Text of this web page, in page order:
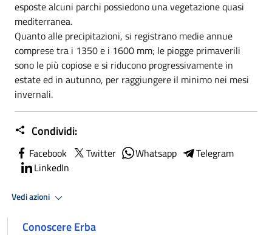
esposte alcuni parchi possiedono una vegetazione quasi
mediterranea.
Quanto alle precipitazioni, si registrano medie annue
comprese tra i 1350 e i 1600 mm; le piogge primaverili
sono le più copiose e si riducono progressivamente in
estate ed in autunno, per raggiungere il minimo nei mesi
invernali.
Condividi:
Facebook Twitter Whatsapp
Telegram
LinkedIn
Vedi azioni
Conoscere Erba